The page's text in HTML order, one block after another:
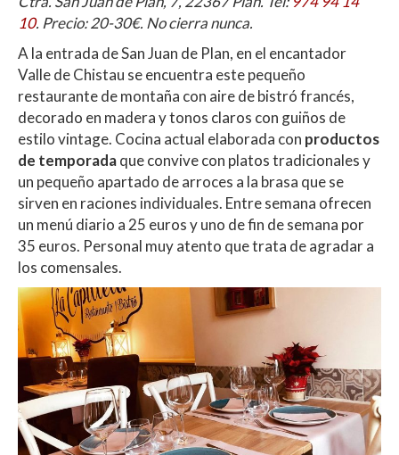
10. Precio: 20-30€. No cierra nunca.
A la entrada de San Juan de Plan, en el encantador
Valle de Chistau se encuentra este pequeño
restaurante de montaña con aire de bistró francés,
decorado en madera y tonos claros con guiños de
estilo vintage. Cocina actual elaborada con productos
de temporadaque convive con platos tradicionales y
un pequeño apartado de arroces a la brasa que se
sirven en raciones individuales. Entre semana ofrecen
un menú diario a 25 euros y uno de fin de semana por
35 euros. Personal muy atento que trata de agradar a
los comensales.